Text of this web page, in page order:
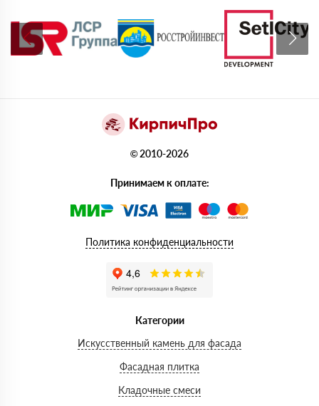
© 2010-2026
Принимаем к оплате:
Политика конфиденциальности
Категории
Искусственный камень для фасада
Фасадная плитка
Кладочные смеси